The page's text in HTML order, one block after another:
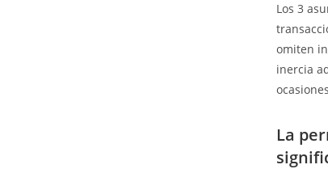
Los 3
omiten
inercia
La